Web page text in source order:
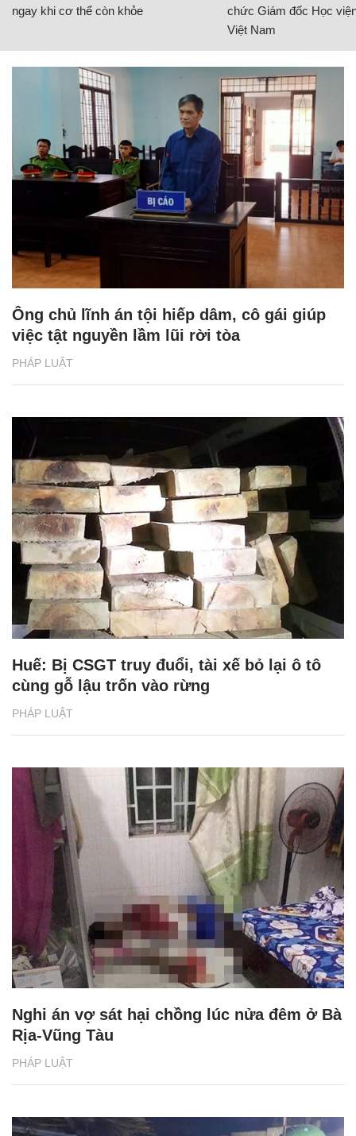
ngay khi cơ thể còn khỏe
chức Giám đốc Học
Việt Nam
PHÁP LUẬT
Ông chủ lĩnh án tội hiếp dâm, cô gái giúp
việc tật nguyền lầm lũi rời tòa
PHÁP LUẬT
Huế: Bị CSGT truy đuổi, tài xế bỏ lại ô tô
cùng gỗ lậu trốn vào rừng
PHÁP LUẬT
Nghi án vợ sát hại chồng lúc nửa đêm ở Bà
Rịa-Vũng Tàu